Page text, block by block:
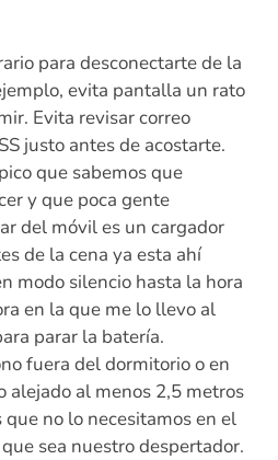
para desconectarte de la
evita pantalla un rato
Evita revisar correo
justo antes de acostarte.
que sabemos que
y que poca gente
del móvil es un cargador
de la cena ya esta ahí
modo silencio hasta la hora
en la que me lo llevo al
parar la batería.
fuera del dormitorio o en
alejado al menos 2,5 metros
que no lo necesitamos en el
sea nuestro despertador.